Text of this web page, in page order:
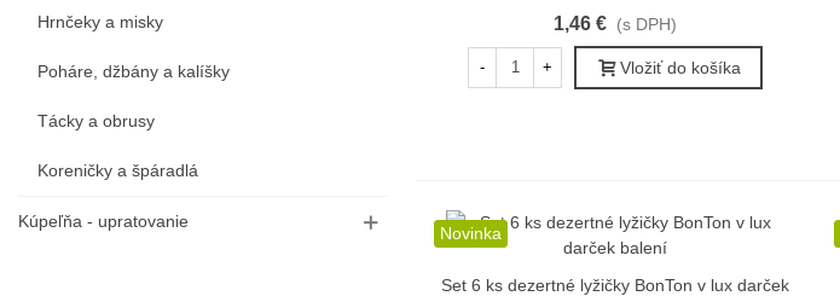
Hrnčeky a misky
Poháre, džbány a kalíšky
Tácky a obrusy
Koreničky a špáradlá
Kúpeľňa - upratovanie
1,46 € (s DPH)
- + Vložiť do košíka
Novinka
Rýchly náhľad
Set 6 ks dezertné lyžičky BonTon v lux darček